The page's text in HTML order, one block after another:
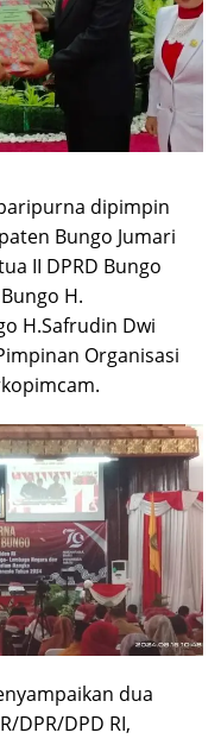
dipimpin
Bungo Jumari
II DPRD Bungo
H.
H.Safrudin Dwi
Organisasi
dua
DPR/DPD RI,